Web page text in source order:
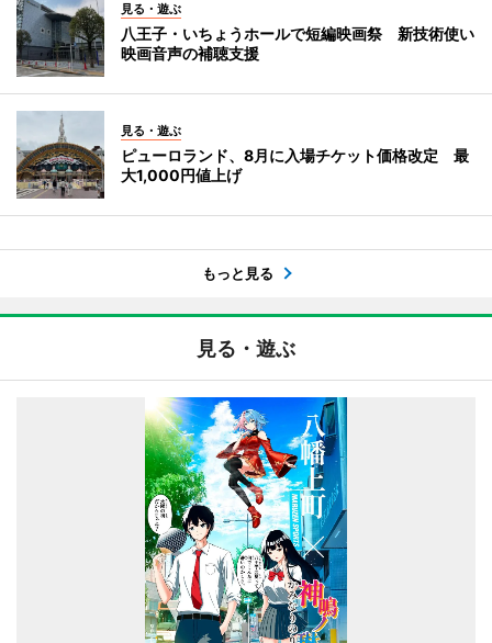
見る・遊ぶ
八王子・いちょうホールで短編映画祭 新技術使い
映画音声の補聴支援
見る・遊ぶ
ピューロランド、8月に入場チケット価格改定 最
大1,000円値上げ
もっと見る
見る・遊ぶ